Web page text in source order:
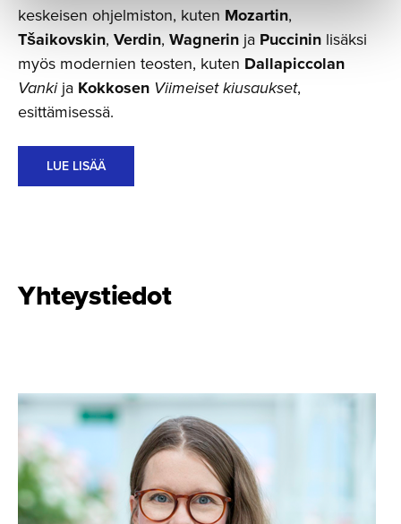
keskeisen ohjelmiston, kuten Mozartin,
Tšaikovskin, Verdin, Wagnerin ja Puccinin lisäksi
myös modernien teosten, kuten Dallapiccolan
Vankija Kokkosen Viimeiset kiusaukset,
esittämisessä.
LUE LISÄÄ
Yhteystiedot